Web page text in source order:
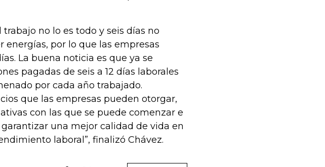
no lo es todo y seis días no
energías, por lo que las empresas
La buena noticia es que ya se
pagadas de seis a 12 días laborales
por cada año trabajado.
que las empresas pueden otorgar,
con las que se puede comenzar e
una mejor calidad de vida en
laboral”, finalizó Chávez.